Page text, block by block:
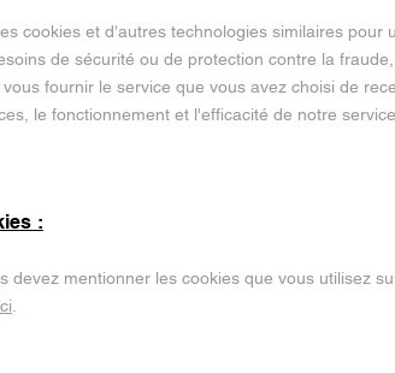
cookies et d'autres technologies similaires pour
de sécurité ou de protection contre la
fournir le service que vous avez choisi de
le fonctionnement et l'efficacité de notre
:
devez mentionner les cookies que vous utilisez